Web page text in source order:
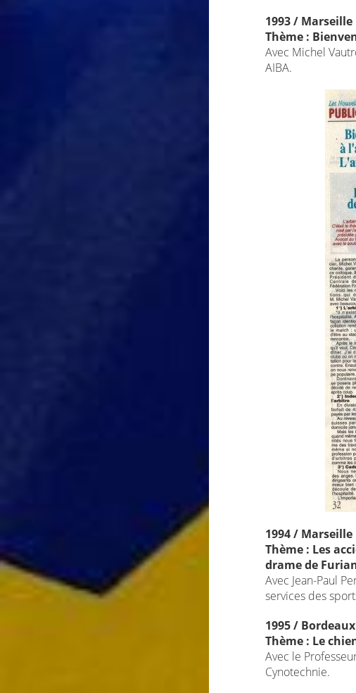
1993 / Marseille
Thème :
Avec Michel
AIBA.
1994 / Marseille
Thème : Les
drame de
Avec Jean-Paul
services des
1995 / Bordeaux
Thème : Le
Avec le
Cynotechnie.